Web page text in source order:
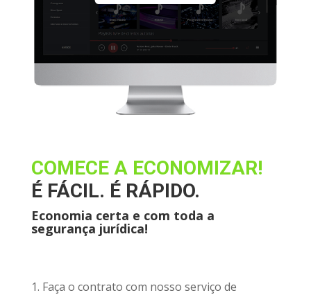
COMECE A ECONOMIZAR!
É FÁCIL. É RÁPIDO.
Economia certa e com toda a
segurança jurídica!
1. Faça o contrato com nosso serviço de